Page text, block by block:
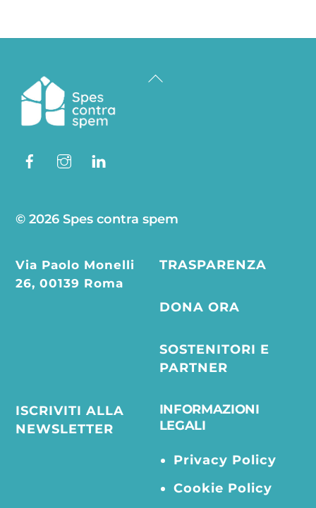
Back
FacebookInstagram
© 2026 Spes contra spem
Via Paolo Monelli
26, 00139 Roma
TRASPARENZA
DONA ORA
SOSTENITORI E
PARTNER
ISCRIVITI ALLA
NEWSLETTER
INFORMAZIONI
LEGALI
Privacy Policy
Cookie Policy